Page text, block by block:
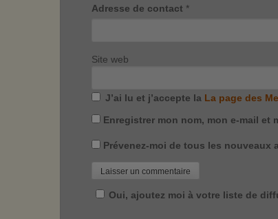
Adresse de contact *
Site web
J’ai lu et j’accepte la La page des
Enregistrer mon nom, mon e-mail
Prévenez-moi de tous les nouveaux
Oui, ajoutez moi à votre liste de